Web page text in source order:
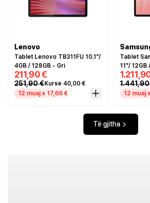
Lenovo
Tablet Lenovo TB311FU 10.1"/
4GB / 128GB - Gri
211,90 €
251,90 €Kurse 40,00 €
12 muaj x 17,66 €
Tablet
11"/ 12GB
Argjendi
12 muaj
Të gjitha